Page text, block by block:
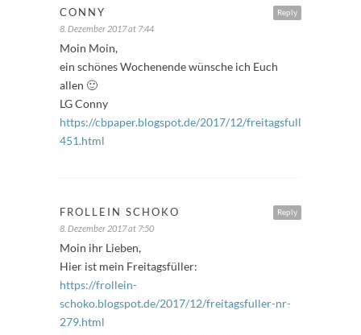
Reply
CONNY
8. Dezember 2017 at 7:44
Moin Moin,
ein schönes Wochenende wünsche ich Euch
allen 🙂
LG Conny
https://cbpaper.blogspot.de/2017/12/freitagsfuller-
451.html
Reply
FROLLEIN SCHOKO
8. Dezember 2017 at 7:50
Moin ihr Lieben,
Hier ist mein Freitagsfüller:
https://frollein-
schoko.blogspot.de/2017/12/freitagsfuller-nr-
279.html